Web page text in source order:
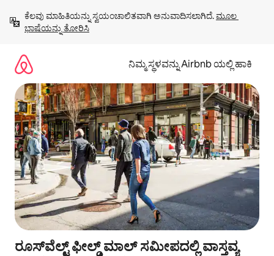
ಹೋಗಿ
ಕೆಲವು ಮಾಹಿತಿಯನ್ನು ಸ್ವಯಂಚಾಲಿತವಾಗಿ ಅನುವಾದಿಸಲಾಗಿದೆ. ಮೂಲ
ಭಾಷೆಯನ್ನು ತೋರಿಸಿ
ನಿಮ್ಮ ಸ್ಥಳವನ್ನು Airbnb ಯಲ್ಲಿ ಹಾಕಿ
ರೂಸ್‌ವೆಲ್ಟ್ ಫೀಲ್ಡ್ ಮಾಲ್ ಸಮೀಪದಲ್ಲಿ ವಾಸ್ತವ್ಯ